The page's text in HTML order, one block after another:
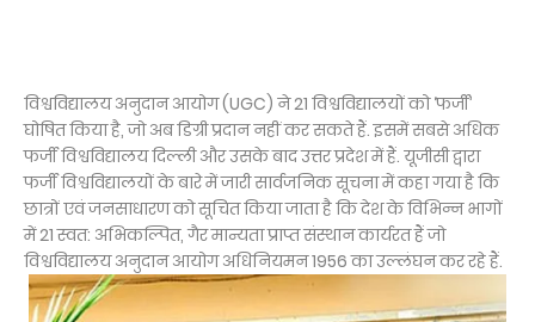
विश्वविद्यालय अनुदान आयोग (UGC) ने 21 विश्वविद्यालयों को ‘फर्जी’
घोषित किया है, जो अब डिग्री प्रदान नहीं कर सकते हैं. इसमें सबसे अधिक
फर्जी विश्वविद्यालय दिल्ली और उसके बाद उत्तर प्रदेश में हैं. यूजीसी द्वारा
फर्जी विश्वविद्यालयों के बारे में जारी सार्वजनिक सूचना में कहा गया है कि
छात्रों एवं जनसाधारण को सूचित किया जाता है कि देश के विभिन्न भागों
में 21 स्वत: अभिकल्पित, गैर मान्यता प्राप्त संस्थान कार्यरत हैं जो
विश्वविद्यालय अनुदान आयोग अधिनियमन 1956 का उल्लंघन कर रहे हैं.